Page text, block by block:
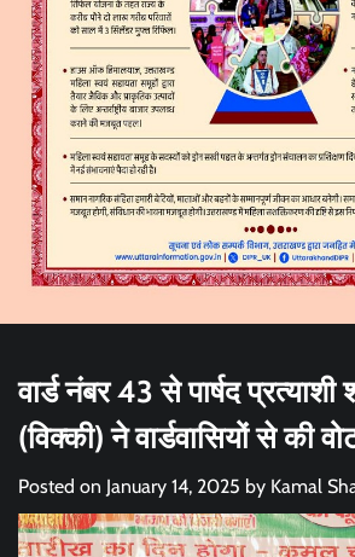
वार्ड नंबर 43 से पार्षद प्रत्याशी
(विक्की) ने वार्डवासियों से की
Posted on January 14, 2025 by Kamal